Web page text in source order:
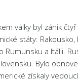
války byl zánik
státy:
Rumunsku a Itálii.
Bylo
získaly